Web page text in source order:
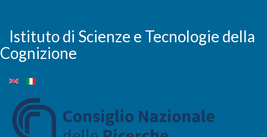
main
content
Istituto di Scienze e Tecnologie della
Cognizione